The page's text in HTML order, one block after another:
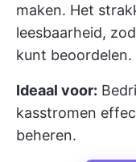
maken. Het
leesbaarheid,
kunt beoordelen.
Ideaal voor:
kasstromen
beheren.